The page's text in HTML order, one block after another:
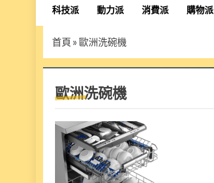
科技派 動力派 消費派 購物派
首頁 » 歐洲洗碗機
歐洲洗碗機